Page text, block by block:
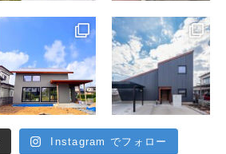
Instagram でフォロー